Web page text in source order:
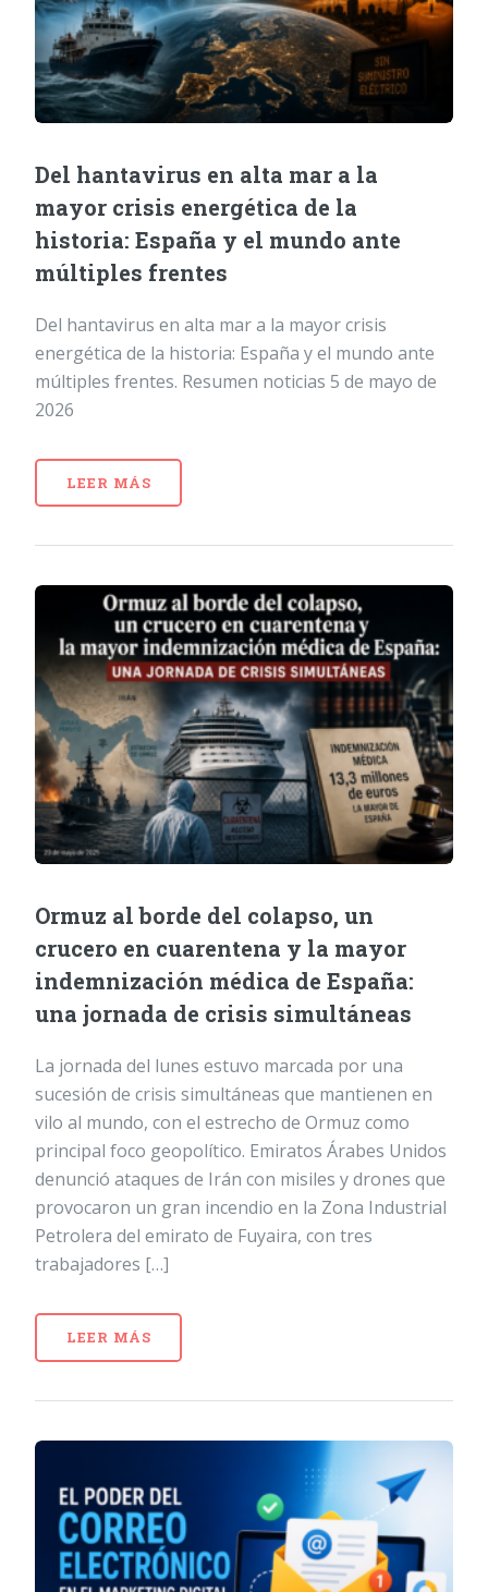
Del hantavirus en alta mar a la
mayor crisis energética de la
historia: España y el mundo ante
múltiples frentes
Del hantavirus en alta mar a la mayor crisis
energética de la historia: España y el mundo ante
múltiples frentes. Resumen noticias 5 de mayo de
2026
LEER MÁS
Ormuz al borde del colapso, un
crucero en cuarentena y la mayor
indemnización médica de España:
una jornada de crisis simultáneas
La jornada del lunes estuvo marcada por una
sucesión de crisis simultáneas que mantienen en
vilo al mundo, con el estrecho de Ormuz como
principal foco geopolítico. Emiratos Árabes Unidos
denunció ataques de Irán con misiles y drones que
provocaron un gran incendio en la Zona Industrial
Petrolera del emirato de Fuyaira, con tres
trabajadores […]
LEER MÁS